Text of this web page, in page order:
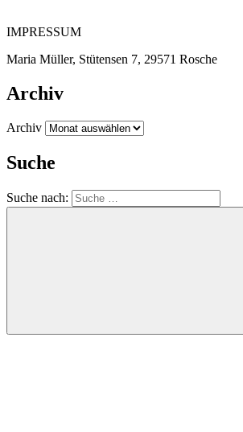
IMPRESSUM
Maria Müller, Stütensen 7, 29571 Rosche
Archiv
Archiv
Suche
Suche nach: